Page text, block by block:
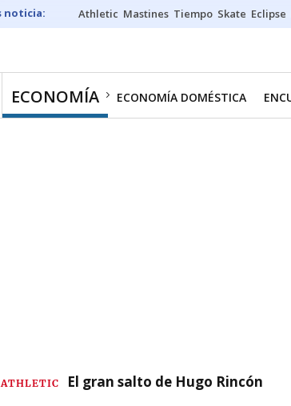
Athletic Mastines Tiempo Skate Eclipse
ECONOMÍA ECONOMÍA DOMÉSTICA
ATHLETIC El gran salto de Hugo Rincón